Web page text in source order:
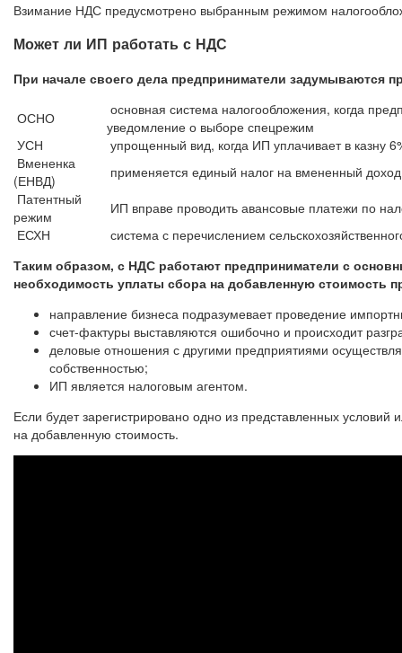
Взимание НДС предусмотрено выбранным режимом
Может ли ИП работать с НДС
При начале своего дела предприниматели задумываются
ОСНО
основная система налогообложения, когда
уведомление о выборе спецрежим
УСН
упрощенный вид, когда ИП уплачивает в казну
Вмененка
(ЕНВД)
применяется единый налог на вмененный доход
Патентный
режим
ИП вправе проводить авансовые платежи по
ЕСХН
система с перечислением
Таким образом, с НДС работают предприниматели с
необходимость уплаты сбора на добавленную стоимость
направление бизнеса подразумевает проведение
счет-фактуры выставляются ошибочно и происходит
деловые отношения с другими предприятиями
собственностью;
ИП является налоговым агентом.
Если будет зарегистрировано одно из представленных
на добавленную стоимость.